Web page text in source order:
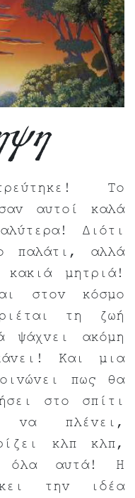
Το
αυτοί καλά
Διότι
παλάτι, αλλά
μητριά!
στον κόσμο
τη ζωή
ψάχνει ακόμη
Και μια
πως θα
στο σπίτι
πλένει,
κλπ κλπ,
όλα αυτά! Η
την ιδέα